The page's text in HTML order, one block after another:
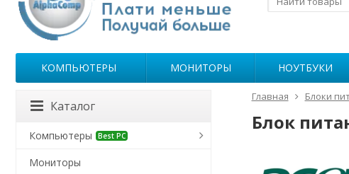
КОМПЬЮТЕРЫ МОНИТОРЫ НОУТБУКИ
Главная Блоки
Блок
Каталог
Компьютеры Best PC
Мониторы